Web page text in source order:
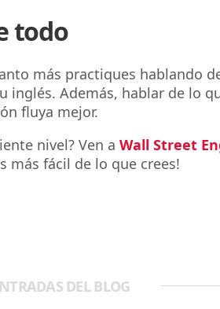
todo
más practiques hablando
inglés. Además, hablar de lo
fluya mejor.
nivel? Ven a Wall Street
más fácil de lo que crees!
DEL BLOG